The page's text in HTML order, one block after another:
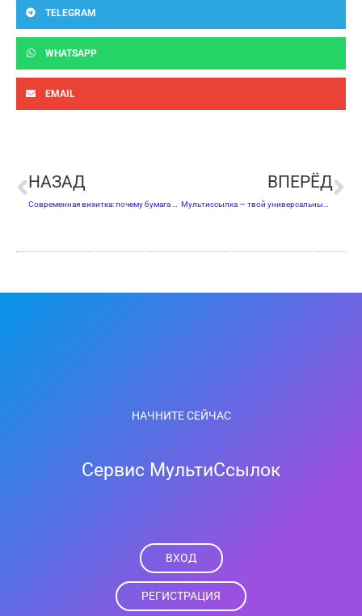
TELEGRAM
WHATSAPP
EMAIL
НАЗАД ВПЕРЁД
НАЧНИТЕ СЕЙЧАС
Сервис МультиСсылок
ВХОД
РЕГИСТРАЦИЯ